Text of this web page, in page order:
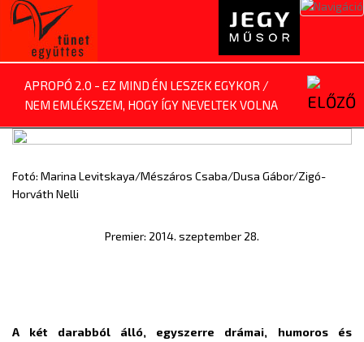
APROPÓ 2.0 - EZ MIND ÉN LESZEK EGYKOR /
NEM EMLÉKSZEM, HOGY ÍGY NEVELTEK VOLNA
Fotó: Marina Levitskaya/Mészáros Csaba/Dusa Gábor/Zigó-
Horváth Nelli
Premier: 2014. szeptember 28.
A két darabból álló, egyszerre drámai, humoros és